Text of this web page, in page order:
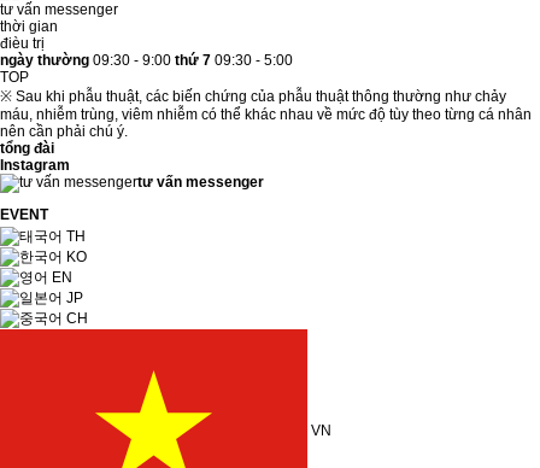
tư vấn messenger
thời gian
đièu trị
ngày thường 09:30 - 9:00 thứ 7 09:30 - 5:00
TOP
※ Sau khi phẫu thuật, các biến chứng của phẫu thuật thông thường như chảy
máu, nhiễm trùng, viêm nhiễm có thể khác nhau về mức độ tùy theo từng cá nhân
nên cần phải chú ý.
tổng đài
Instagram
tư vấn messenger
EVENT
TH
KO
EN
JP
CH
VN